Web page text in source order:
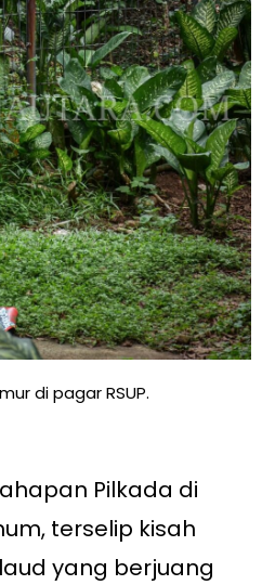
di pagar RSUP.
Pilkada di
terselip kisah
yang berjuang